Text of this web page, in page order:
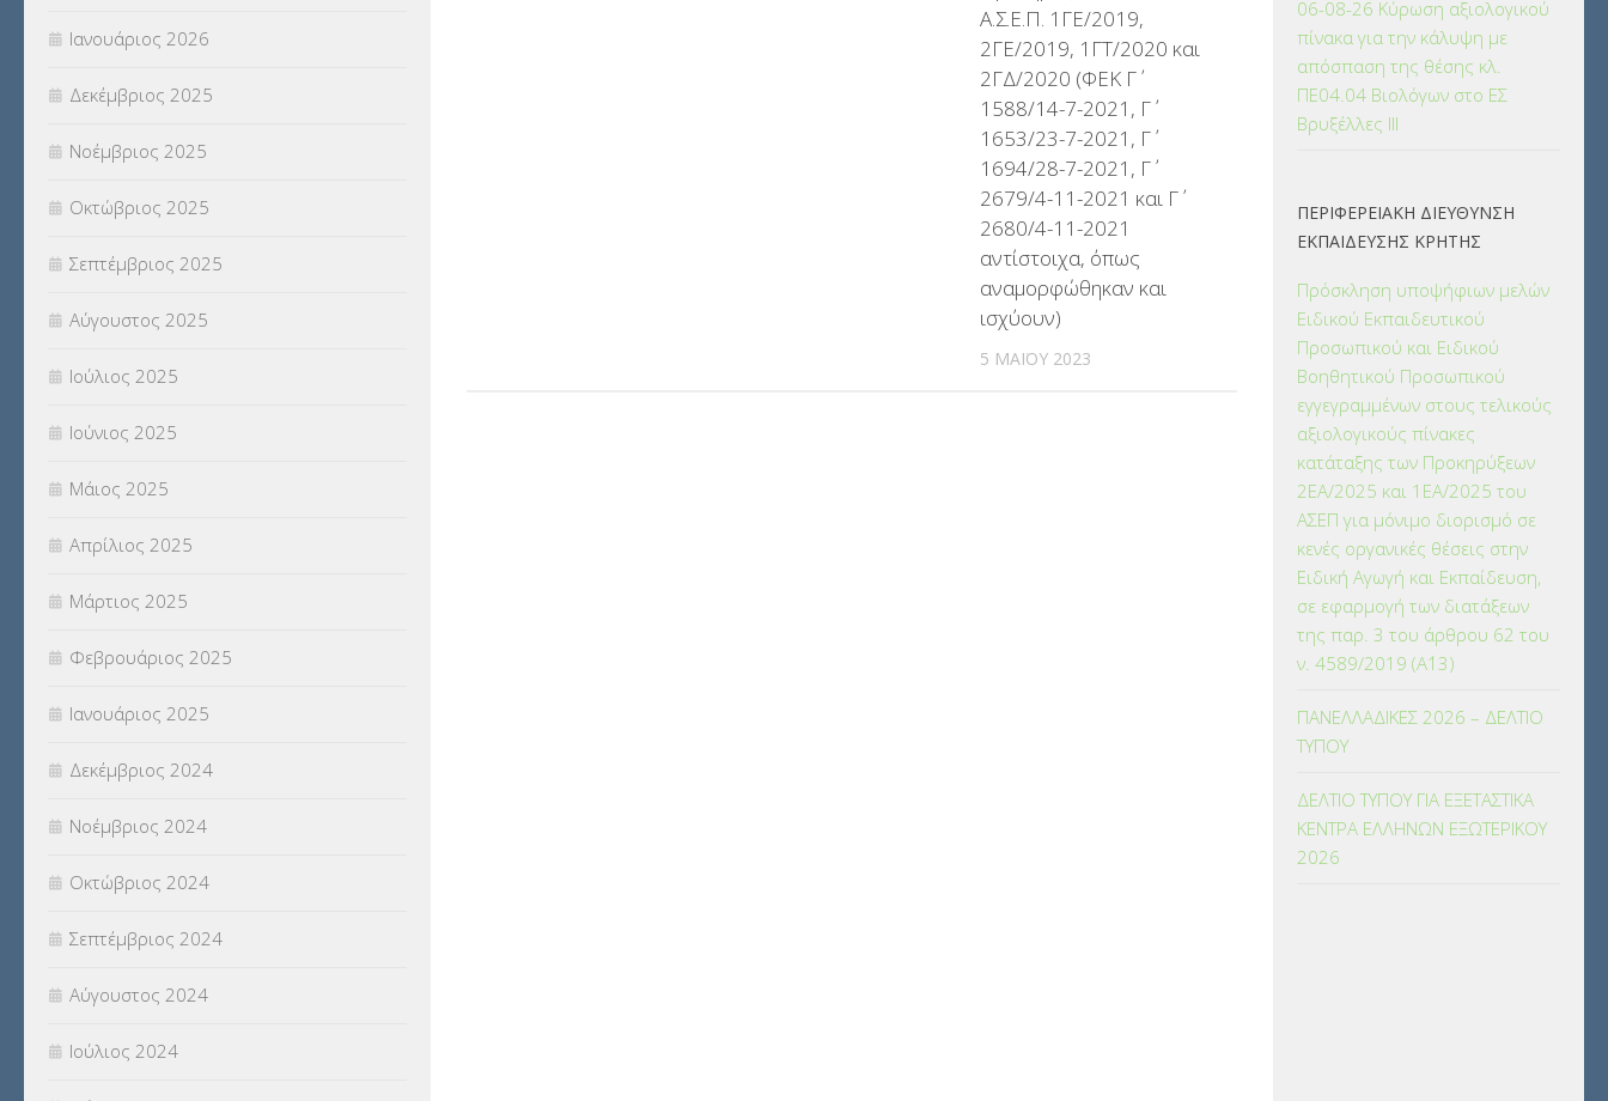
Α.Σ.Ε.Π. 1ΓΕ/2019,
2ΓΕ/2019, 1ΓΤ/2020 και
2ΓΔ/2020 (ΦΕΚ Γ΄
1588/14-7-2021, Γ΄
1653/23-7-2021, Γ΄
1694/28-7-2021, Γ΄
2679/4-11-2021 και Γ΄
2680/4-11-2021
αντίστοιχα, όπως
αναμορφώθηκαν και
ισχύουν)
5 ΜΑΪ́ΟΥ 2023
ΣΧΟΛΙΚΟΙ ΣΥΜΒΟΥΛΟΙ
ΥΠΕΡΑΡΙΘΜΟΙ(1)
ΥΠΟΤΡΟΦΙΕΣ(28)
ΦΥΣΙΚΗ ΑΓΩΓΗ(692)
Χωρίς κατηγορία(55)
Ιανουάριος 2026
Δεκέμβριος 2025
Νοέμβριος 2025
Οκτώβριος 2025
Σεπτέμβριος 2025
Αύγουστος 2025
Ιούλιος 2025
Ιούνιος 2025
Μάιος 2025
Απρίλιος 2025
Μάρτιος 2025
Φεβρουάριος 2025
Ιανουάριος 2025
Δεκέμβριος 2024
Νοέμβριος 2024
Οκτώβριος 2024
Σεπτέμβριος 2024
Αύγουστος 2024
Ιούλιος 2024
06-08-26 Κύρωση αξιολογικού
πίνακα για την κάλυψη με
απόσπαση της θέσης κλ.
ΠΕ04.04 Βιολόγων στο ΕΣ
Βρυξέλλες ΙΙΙ
ΠΕΡΙΦΕΡΕΙΑΚΗ ΔΙΕΥΘΥΝΣΗ
ΕΚΠΑΙΔΕΥΣΗΣ ΚΡΗΤΗΣ
Πρόσκληση υποψήφιων μελών
Ειδικού Εκπαιδευτικού
Προσωπικού και Ειδικού
Βοηθητικού Προσωπικού
εγγεγραμμένων στους τελικούς
αξιολογικούς πίνακες
κατάταξης των Προκηρύξεων
2ΕΑ/2025 και 1ΕΑ/2025 του
ΑΣΕΠ για μόνιμο διορισμό σε
κενές οργανικές θέσεις στην
Ειδική Αγωγή και Εκπαίδευση,
σε εφαρμογή των διατάξεων
της παρ. 3 του άρθρου 62 του
ν. 4589/2019 (Α΄13)
ΠΑΝΕΛΛΑΔΙΚΕΣ 2026 – ΔΕΛΤΙΟ
ΤΥΠΟΥ
ΔΕΛΤΙΟ ΤΥΠΟΥ ΓΙΑ ΕΞΕΤΑΣΤΙΚΑ
ΚΕΝΤΡΑ ΕΛΛΗΝΩΝ ΕΞΩΤΕΡΙΚΟΥ
2026